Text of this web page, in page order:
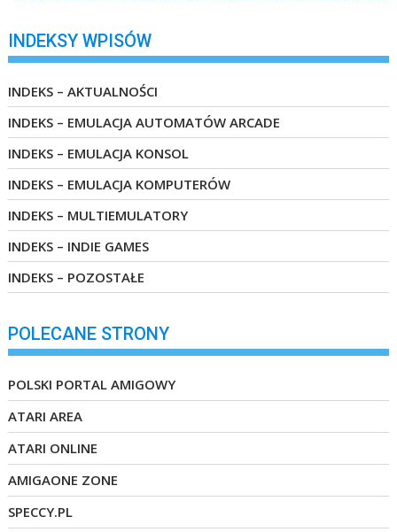
INDEKSY WPISÓW
INDEKS – AKTUALNOŚCI
INDEKS – EMULACJA AUTOMATÓW ARCADE
INDEKS – EMULACJA KONSOL
INDEKS – EMULACJA KOMPUTERÓW
INDEKS – MULTIEMULATORY
INDEKS – INDIE GAMES
INDEKS – POZOSTAŁE
POLECANE STRONY
POLSKI PORTAL AMIGOWY
ATARI AREA
ATARI ONLINE
AMIGAONE ZONE
SPECCY.PL